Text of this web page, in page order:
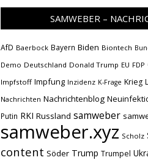
SAMWEBER –
AfD Baerbock Bayern Biden Biontech
Demo Deutschland Donald Trump EU FDP
Impfstoff Impfung Inzidenz K-Frage Krieg
Nachrichten Nachrichtenblog
Putin RKI Russland samweber
samweber.xyz Scholz
content Söder Trump Trumpel